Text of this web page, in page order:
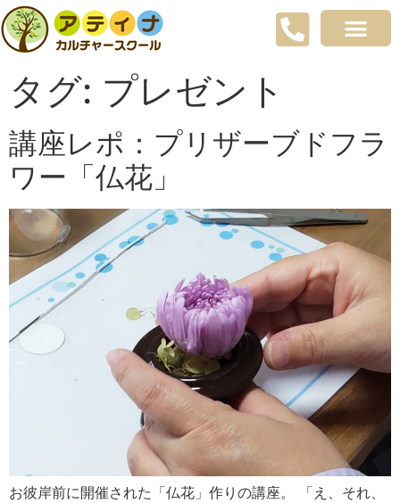
タグ: プレゼント
講座レポ：プリザーブドフラ
ワー「仏花」
お彼岸前に開催された「仏花」作りの講座。 「え、それ、